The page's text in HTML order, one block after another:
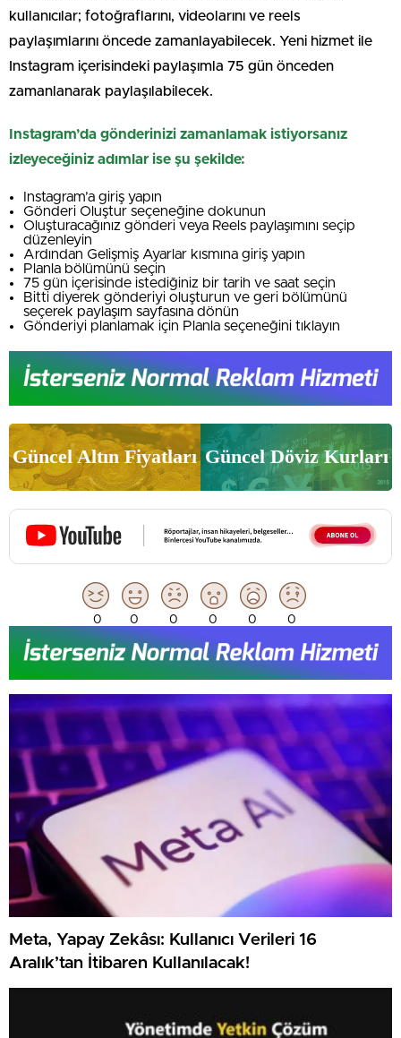
kullanıcılar; fotoğraflarını, videolarını ve reels
paylaşımlarını öncede zamanlayabilecek. Yeni hizmet ile
Instagram içerisindeki paylaşımla 75 gün önceden
zamanlanarak paylaşılabilecek.
Instagram’da gönderinizi zamanlamak istiyorsanız
izleyeceğiniz adımlar ise şu şekilde:
Instagram’a giriş yapın
Gönderi Oluştur seçeneğine dokunun
Oluşturacağınız gönderi veya Reels paylaşımını seçip
düzenleyin
Ardından Gelişmiş Ayarlar kısmına giriş yapın
Planla bölümünü seçin
75 gün içerisinde istediğiniz bir tarih ve saat seçin
Bitti diyerek gönderiyi oluşturun ve geri bölümünü
seçerek paylaşım sayfasına dönün
Gönderiyi planlamak için Planla seçeneğini tıklayın
Güncel Altın Fiyatları Güncel Döviz Kurları
0 0 0 0 0 0
Meta, Yapay Zekâsı: Kullanıcı Verileri 16
Aralık’tan İtibaren Kullanılacak!